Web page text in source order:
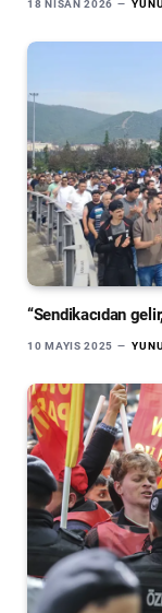
18 NISAN 2026
“Sendikacıdan
10 MAYIS 2025